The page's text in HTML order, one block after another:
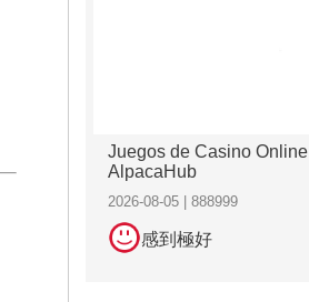
Juegos de Casino Online |
AlpacaHub
2026-08-05 | 888999
感到極好